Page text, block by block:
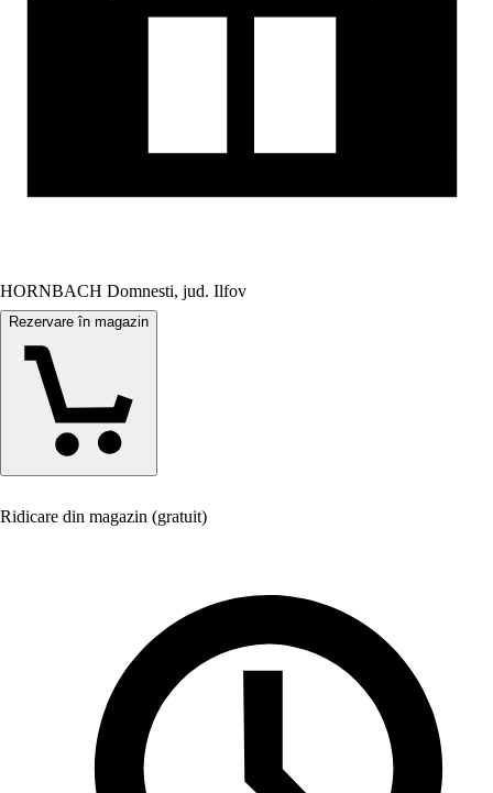
HORNBACH Domnesti, jud. Ilfov
Rezervare în magazin
Ridicare din magazin (gratuit)